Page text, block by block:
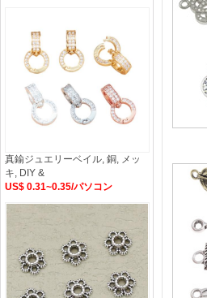
真鍮ジュエリーベイル, 銅, メッ
キ, DIY &
US$ 0.31~0.35/パソコン